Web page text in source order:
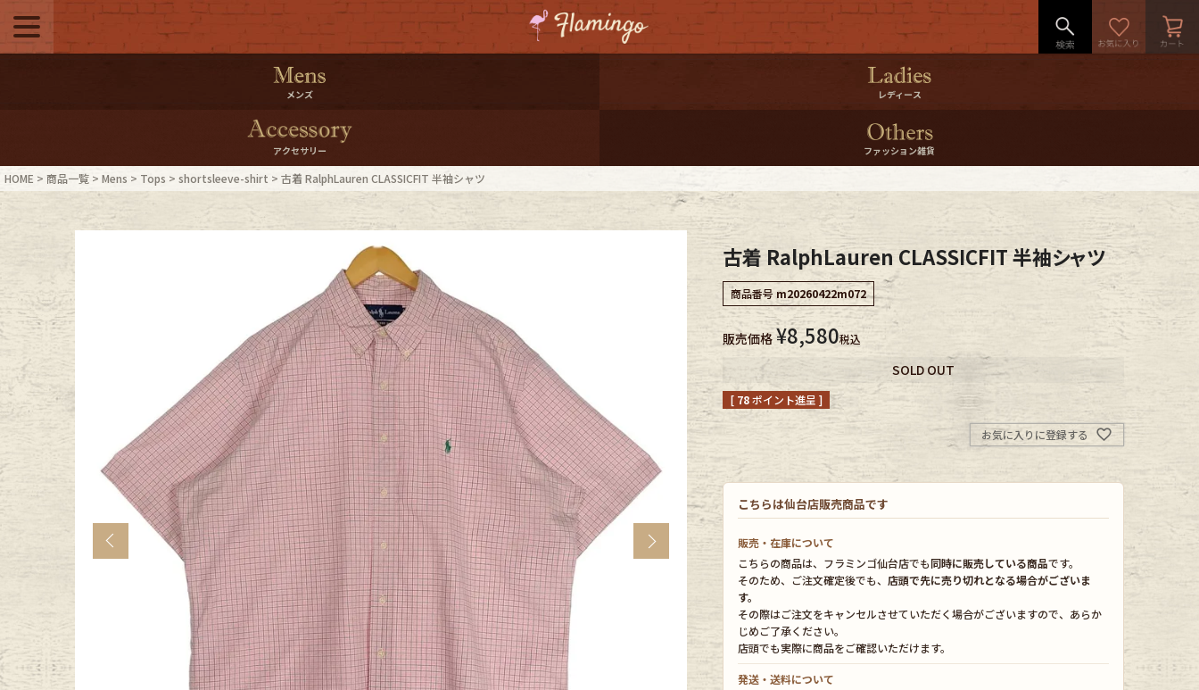
500pt＆10％Offクーポンプレゼント
10％0ffクーポンプレゼント
ログイン・会員登録 LINE ID連携
お気に入り マイページ
ご利用ガイド International Shipping
店舗紹介 特集一覧
スタッフコーディネート
年代から探す 古着卸DOCK
メンズ商品カテゴリーから探す
Outer
Fafatt
メンズ レディース
アクセサリー ファッション雑貨
HOME 商品一覧 Mens Tops shortsleeve-shirt 古着 RalphLauren CLASSICFIT 半袖シャツ
Next
古着 RalphLauren CLASSICFIT 半袖シャツ
商品番号 m20260422m072
販売価格 ¥8,580税込
SOLD OUT
[ 78ポイント進呈 ]
お気に入りに登録する
こちらは仙台店販売商品です
販売・在庫について
こちらの商品は、フラミンゴ仙台店でも同時に販売している商品です。
そのため、ご注文確定後でも、 店頭で先に売り切れとなる場合がございま
す。
その際はご注文をキャンセルさせていただく場合がございますので、あらか
じめご了承ください。
店頭でも実際に商品をご確認いただけます。
発送・送料について